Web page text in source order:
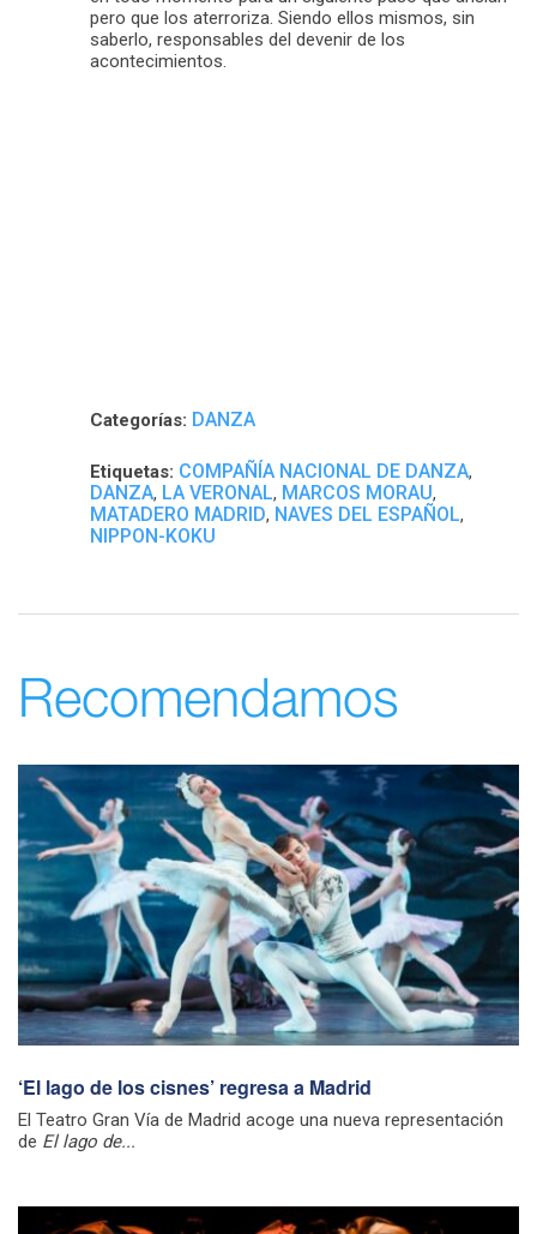
pero que los aterroriza. Siendo ellos mismos, sin
saberlo, responsables del devenir de los
acontecimientos.
Categorías: DANZA
Etiquetas: COMPAÑÍA NACIONAL DE DANZA,
DANZA, LA VERONAL, MARCOS MORAU,
MATADERO MADRID, NAVES DEL ESPAÑOL,
NIPPON-KOKU
Recomendamos
‘El lago de los cisnes’ regresa a Madrid
El Teatro Gran Vía de Madrid acoge una nueva representación
de El lago de...